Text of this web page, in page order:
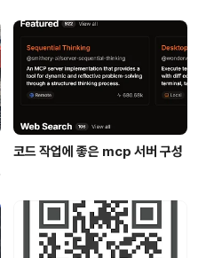
코드 작업에 좋은 mcp 서버 구성